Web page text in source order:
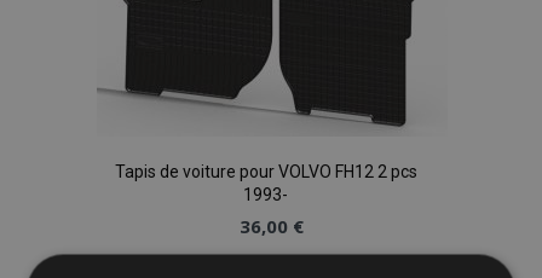
Tapis de voiture pour VOLVO FH12 2 pcs
1993-
36,00 €